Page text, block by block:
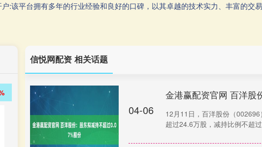
:该平台拥有多年的行业经验和良好的口碑，以其卓越的技术实力、丰富的交
信悦网配资 相关话题
04-06
金港赢配资官网 百洋股
12月11日，百洋股份（
超过24.6万股，减持比例不超